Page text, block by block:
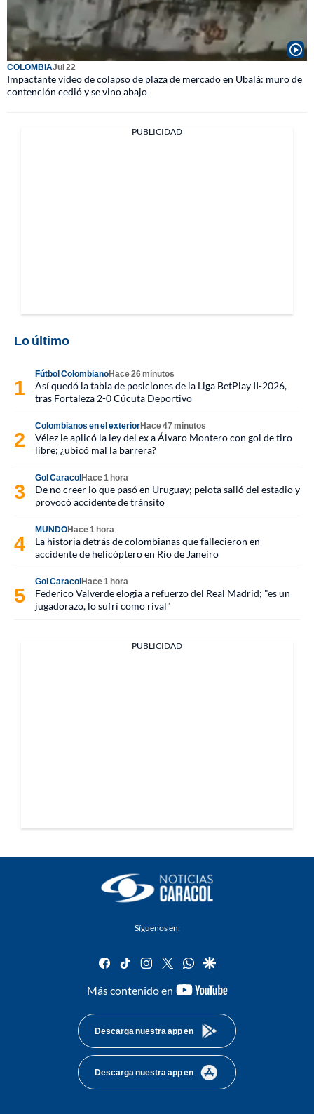
COLOMBIAJul 22
Impactante video de colapso de plaza de mercado en Ubalá: muro de
contención cedió y se vino abajo
PUBLICIDAD
Lo último
Fútbol ColombianoHace 26 minutos
Así quedó la tabla de posiciones de la Liga BetPlay II-2026,
tras Fortaleza 2-0 Cúcuta Deportivo
Colombianos en el exteriorHace 47 minutos
Vélez le aplicó la ley del ex a Álvaro Montero con gol de tiro
libre; ¿ubicó mal la barrera?
Gol CaracolHace 1 hora
De no creer lo que pasó en Uruguay; pelota salió del estadio y
provocó accidente de tránsito
MUNDOHace 1 hora
La historia detrás de colombianas que fallecieron en
accidente de helicóptero en Río de Janeiro
Gol CaracolHace 1 hora
Federico Valverde elogia a refuerzo del Real Madrid; "es un
jugadorazo, lo sufrí como rival"
PUBLICIDAD
Síguenos en:
facebook
tiktok instagram
twitterwhatsapp
google
Más contenido en
youtube-
Descarga nuestra app en
Descarga nuestra app en